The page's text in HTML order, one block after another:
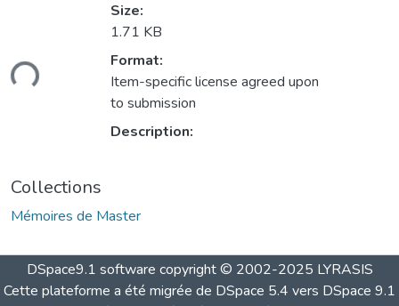
Size:
1.71 KB
Format:
Item-specific license agreed upon
to submission
Description:
Collections
Mémoires de Master
DSpace9.1 software copyright © 2002-2025 LYRASIS
Cette plateforme a été migrée de DSpace 5.4 vers DSpace 9.1